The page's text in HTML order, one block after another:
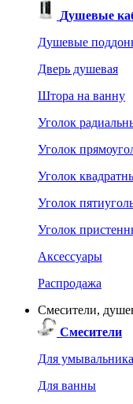
Душевые
Душевые
Дверь душевая
Штора на ванну
Уголок
Уголок
Уголок
Уголок
Уголок
Аксессуары
Распродажа
Смесители,
Смесители
Для умывальника
Для ванны